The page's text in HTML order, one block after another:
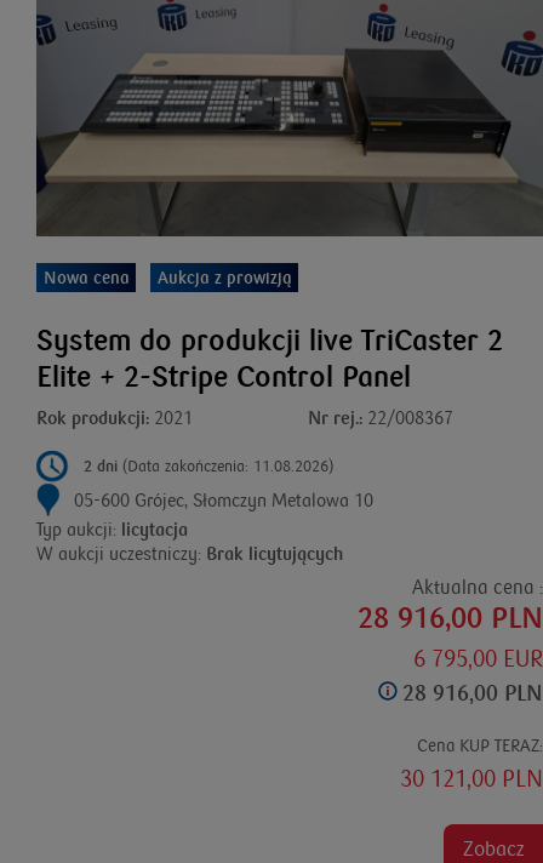
Nowa cena Aukcja z prowizją
System do produkcji live TriCaster 2
Elite + 2-Stripe Control Panel
Rok produkcji: 2021 Nr rej.: 22/008367
Aktualna cena :
28 916,00 PLN
6 795,00 EUR
28 916,00 PLN
Cena KUP TERAZ:
30 121,00 PLN
Zobacz
2 dni (Data zakończenia: 11.08.2026)
05-600 Grójec, Słomczyn Metalowa 10
Typ aukcji: licytacja
W aukcji uczestniczy: Brak licytujących